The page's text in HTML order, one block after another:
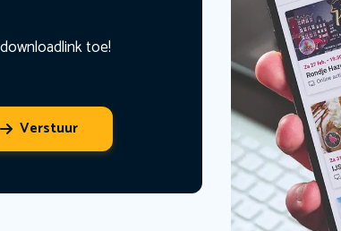
toe!
Verstuur